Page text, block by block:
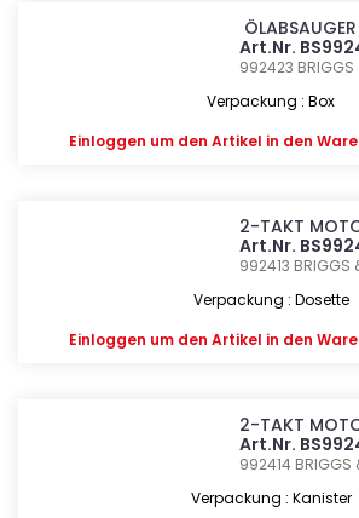
ÖLABSAUGER
Art.Nr.
992423 BRIGGS
Verpackung : Box
Einloggen um den Artikel in den
2-TAKT
Art.Nr.
992413 BRIGGS
Verpackung : Dosette
Einloggen um den Artikel in den
2-TAKT
Art.Nr.
992414 BRIGGS
Verpackung : Kanister